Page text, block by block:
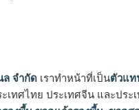
ล จำกัด เราทำหน้าที่เป็นตัวแท
เทศไทย ประเทศจีน และปร